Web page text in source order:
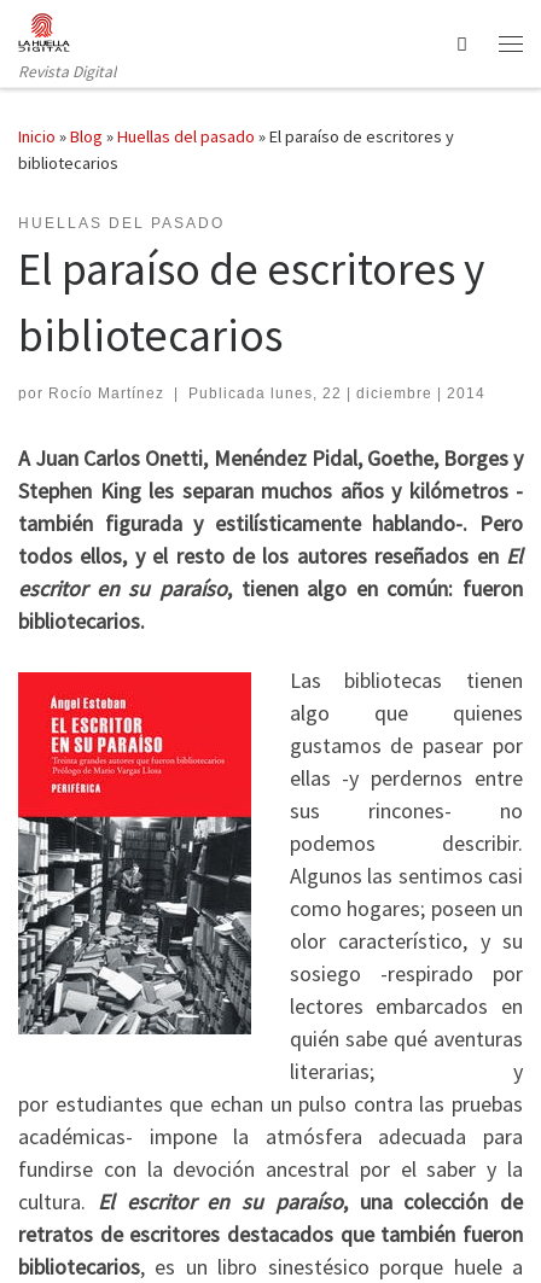
Saltar al contenido
Revista Digital
Search
Inicio »Blog »Huellas del pasado »El paraíso de escritores y
bibliotecarios
HUELLAS DEL PASADO
El paraíso de escritores y
bibliotecarios
por Rocío Martínez | Publicada lunes, 22 | diciembre | 2014
A Juan Carlos Onetti, Menéndez Pidal, Goethe, Borges y
Stephen King les separan muchos años y kilómetros -
también figurada y estilísticamente hablando-. Pero
todos ellos, y el resto de los autores reseñados en El
escritor en su paraíso, tienen algo en común: fueron
bibliotecarios.
Las bibliotecas tienen
algo que quienes
gustamos de pasear por
ellas -y perdernos entre
sus rincones- no
podemos describir.
Algunos las sentimos casi
como hogares; poseen un
olor característico, y su
sosiego -respirado por
lectores embarcados en
quién sabe qué aventuras
literarias; y
por estudiantes que echan un pulso contra las pruebas
académicas- impone la atmósfera adecuada para
fundirse con la devoción ancestral por el saber y la
cultura. El escritor en su paraíso, una colección de
retratos de escritores destacados que también fueron
bibliotecarios, es un libro sinestésico porque huele a